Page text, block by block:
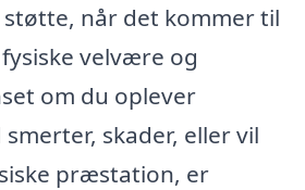
når det kommer til
velvære og
om du oplever
skader, eller vil
præstation, er